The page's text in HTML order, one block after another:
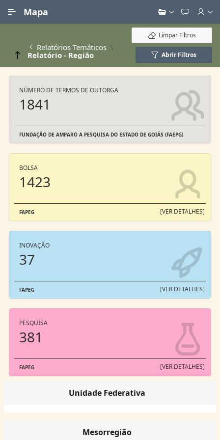
Mapa
Relatórios Temáticos
Relatório - Região
Limpar Filtros
Abrir Filtros
NÚMERO DE TERMOS DE OUTORGA
1841
FUNDAÇÃO DE AMPARO A PESQUISA DO ESTADO DE GOIÁS (FAEPG)
BOLSA
1423
FAPEG [VER DETALHES]
INOVAÇÃO
37
FAPEG [VER DETALHES]
PESQUISA
381
FAPEG [VER DETALHES]
Unidade Federativa
Mesorregião